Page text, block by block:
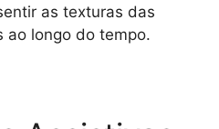
as texturas das
ao longo do tempo.